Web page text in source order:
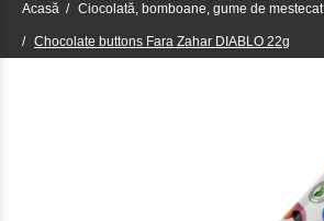
Acasă Ciocolată, bomboane, gume de mestecat
Chocolate buttons Fara Zahar DIABLO 22g